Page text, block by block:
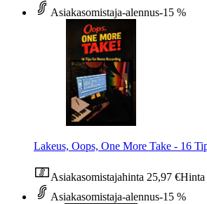
Asiakasomistaja-alennus-15 %
Lakeus, Oops, One More Take - 16
Asiakasomistajahinta 25,97 €Hinta
Asiakasomistaja-alennus-15 %